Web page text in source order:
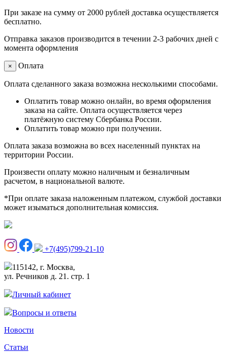
При заказе на сумму от 2000 рублей доставка осуществляется
бесплатно.
Отправка заказов производится в течении 2-3 рабочих дней с
момента оформления
× Оплата
Оплата сделанного заказа возможна несколькими способами.
Оплатить товар можно онлайн, во время оформления
заказа на сайте. Оплата осуществляется через
платёжную систему Сбербанка России.
Оплатить товар можно при получении.
Оплата заказа возможна во всех населенный пунктах на
территории России.
Произвести оплату можно наличным и безналичным
расчетом, в национальной валюте.
*При оплате заказа наложенным платежом, службой доставки
может изыматься дополнительная комиссия.
+7(495)799-21-10
115142, г. Москва,
ул. Речников д. 21. стр. 1
Личный кабинет
Вопросы и ответы
Новости
Статьи